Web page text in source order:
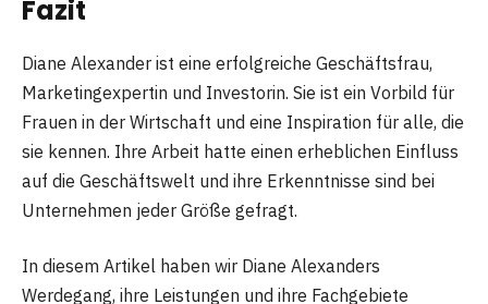
Fazit
Diane Alexander ist eine erfolgreiche Geschäftsfrau,
Marketingexpertin und Investorin. Sie ist ein Vorbild für
Frauen in der Wirtschaft und eine Inspiration für alle, die
sie kennen. Ihre Arbeit hatte einen erheblichen Einfluss
auf die Geschäftswelt und ihre Erkenntnisse sind bei
Unternehmen jeder Größe gefragt.
In diesem Artikel haben wir Diane Alexanders
Werdegang, ihre Leistungen und ihre Fachgebiete